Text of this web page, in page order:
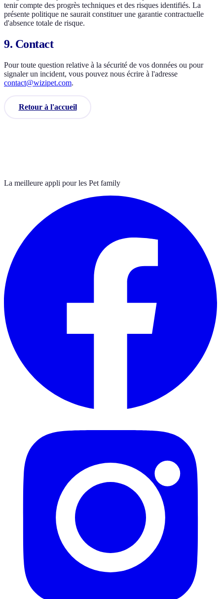
tenir compte des progrès techniques et des risques identifiés. La
présente politique ne saurait constituer une garantie contractuelle
d'absence totale de risque.
9. Contact
Pour toute question relative à la sécurité de vos données ou pour
signaler un incident, vous pouvez nous écrire à l'adresse
contact@wizipet.com.
Retour à l'accueil
La meilleure appli pour les Pet family